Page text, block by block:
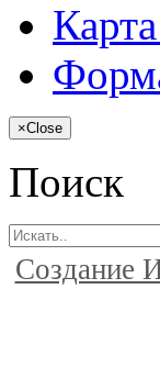
×Close
Поиск
Создание